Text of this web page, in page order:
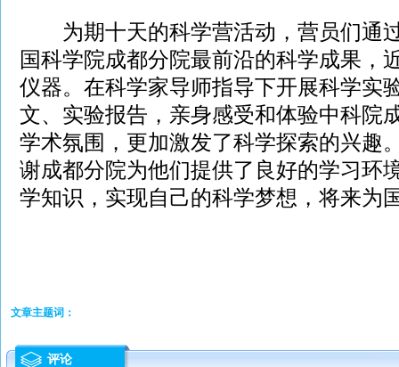
为期十天的科学营活动，营员们通
国科学院成都分院最前沿的科学成果，
仪器。在科学家导师指导下开展科学实
文、实验报告，亲身感受和体验中科院
学术氛围，更加激发了科学探索的兴趣
谢成都分院为他们提供了良好的学习环
学知识，实现自己的科学梦想，将来为
文章主题词：
评论